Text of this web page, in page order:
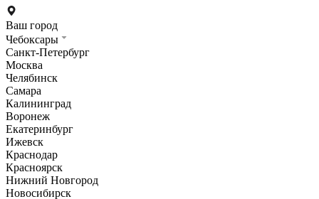
Ваш город
Чебоксары
Санкт-Петербург
Москва
Челябинск
Самара
Калининград
Воронеж
Екатеринбург
Ижевск
Краснодар
Красноярск
Нижний Новгород
Новосибирск